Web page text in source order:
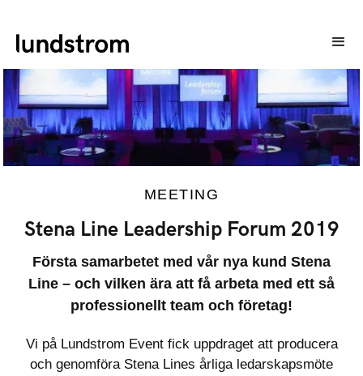
MEETING
Stena Line Leadership Forum 2019
Första samarbetet med vår nya kund Stena
Line – och vilken ära att få arbeta med ett så
professionellt team och företag!
Vi på Lundstrom Event fick uppdraget att producera
och genomföra Stena Lines årliga ledarskapsmöte